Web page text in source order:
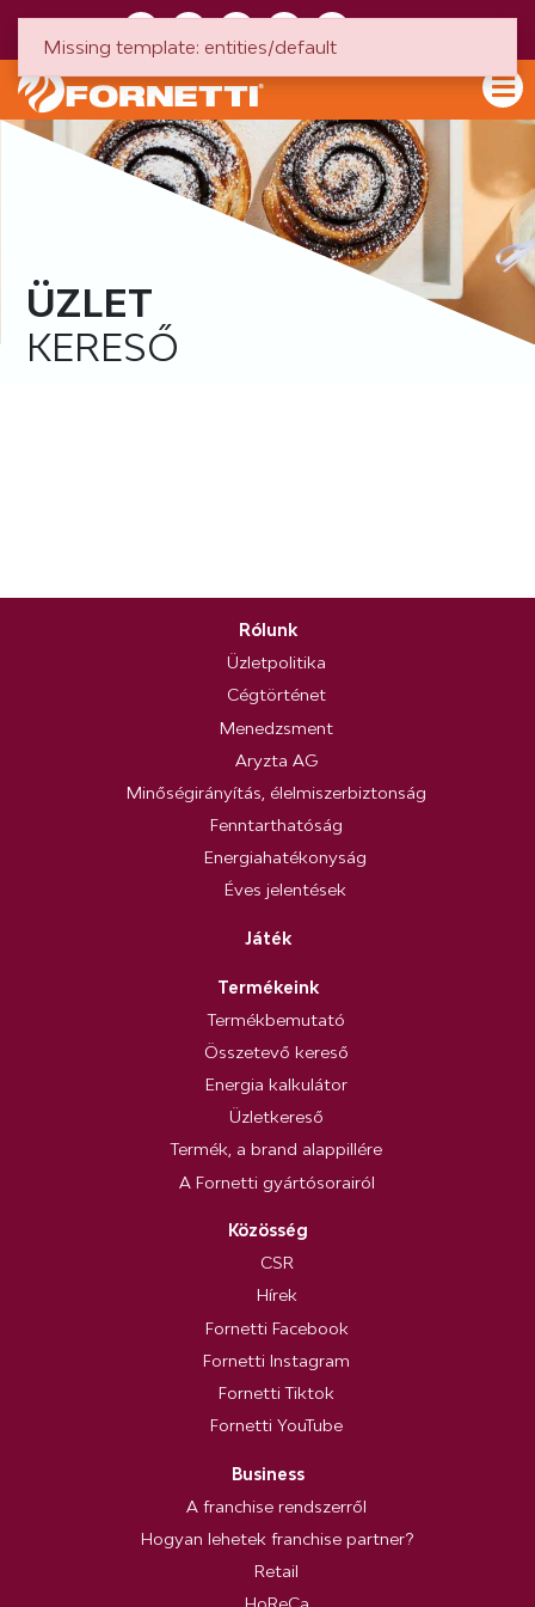
ÜZLET
KERESŐ
Rólunk
Üzletpolitika
Cégtörténet
Menedzsment
Aryzta AG
Minőségirányítás, élelmiszerbiztonság
Fenntarthatóság
Energiahatékonyság
Éves jelentések
Játék
Termékeink
Termékbemutató
Összetevő kereső
Energia kalkulátor
Üzletkereső
Termék, a brand alappillére
A Fornetti gyártósorairól
Közösség
CSR
Hírek
Fornetti Facebook
Fornetti Instagram
Fornetti Tiktok
Fornetti YouTube
Business
A franchise rendszerről
Hogyan lehetek franchise partner?
Retail
Missing template: entities/default